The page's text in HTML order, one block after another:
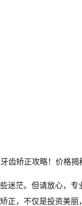
迷茫。但请放心，
正，不仅是投资美